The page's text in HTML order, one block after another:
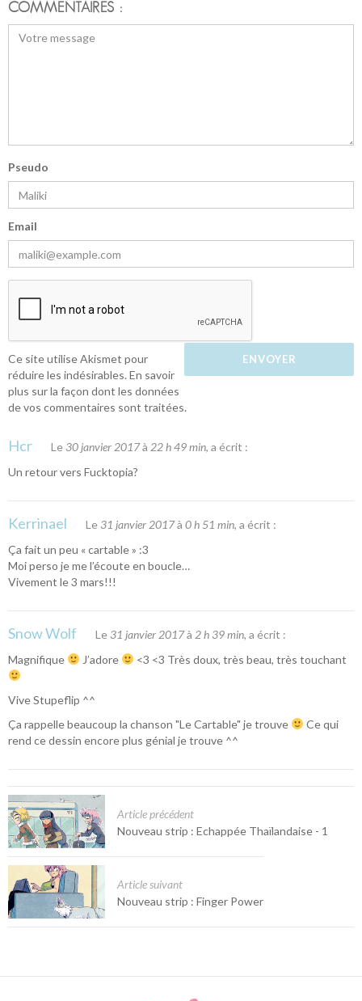
COMMENTAIRES :
Pseudo
Email
Ce site utilise Akismet pour
réduire les indésirables. En savoir
plus sur la façon dont les données
de vos commentaires sont traitées.
Hcr Le 30 janvier 2017à 22 h 49 min, a écrit :
Un retour vers Fucktopia?
Kerrinael Le 31 janvier 2017à 0 h 51 min, a écrit :
Ça fait un peu « cartable » :3
Moi perso je me l’écoute en boucle…
Vivement le 3 mars!!!
Snow Wolf Le 31 janvier 2017à 2 h 39 min, a écrit :
Magnifique
J’adore <3 <3 Très doux, très beau, très touchant
Vive Stupeflip ^^
Ça rappelle beaucoup la chanson "Le Cartable" je trouve
Ce qui
rend ce dessin encore plus génial je trouve ^^
Article précédent
Nouveau strip : Echappée Thaïlandaise - 1
Article suivant
Nouveau strip : Finger Power